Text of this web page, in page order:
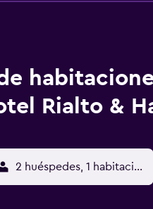
Rialto &
2 huéspedes, 1 habitación